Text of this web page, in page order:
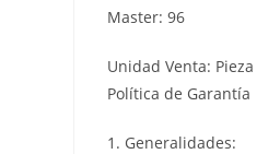
Master: 96
Unidad Venta: Pieza
Política de Garantía
1. Generalidades: